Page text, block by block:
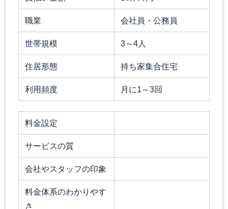
職業 会社員・公務員
世帯規模 3～4人
住居形態 持ち家集合住宅
利用頻度 月に1～3回
料金設定
サービスの質
会社やスタッフの印象
料金体系のわかりやす
さ